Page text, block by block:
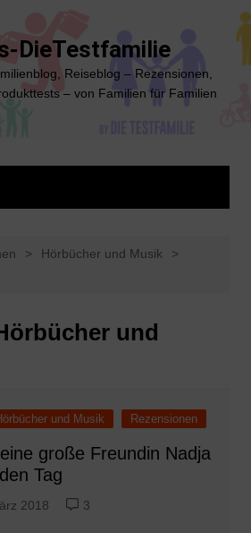
DieTestfamilie
Reiseblog – Rezensionen,
– von Familien für Familien
Hörbücher und Musik
und
und Musik Rezensionen
große Freundin Nadja
Tag
2018 3